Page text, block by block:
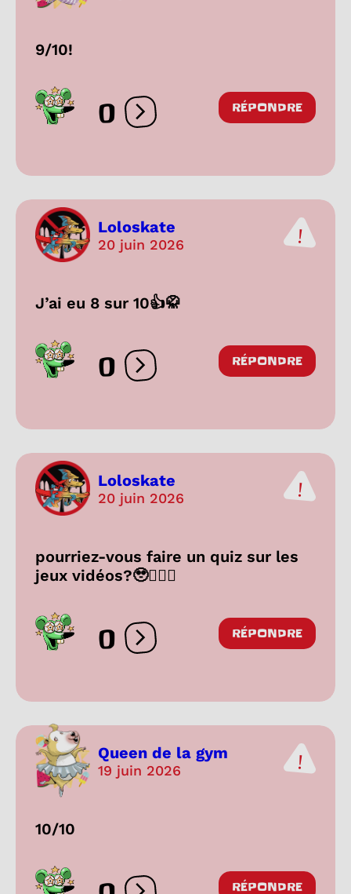
9/10!
0 Ouvrir les réactions
RÉPONDRE
Loloskate
20 juin 2026
J’ai eu 8 sur 10👍🥋
0 Ouvrir les réactions
RÉPONDRE
Loloskate
20 juin 2026
pourriez-vous faire un quiz sur les
jeux vidéos?🥹❤️‍🔥🤑
0 Ouvrir les réactions
RÉPONDRE
Queen de la gym
19 juin 2026
10/10
RÉPONDRE